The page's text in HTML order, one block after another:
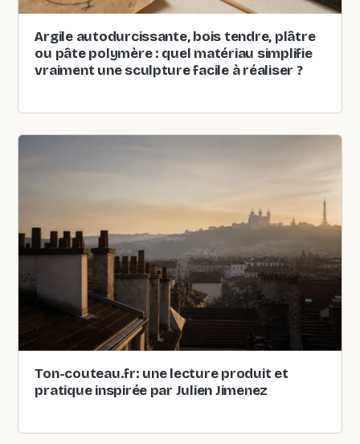
Argile autodurcissante, bois tendre, plâtre
ou pâte polymère : quel matériau simplifie
vraiment une sculpture facile à réaliser ?
Ton-couteau.fr: une lecture produit et
pratique inspirée par Julien Jimenez